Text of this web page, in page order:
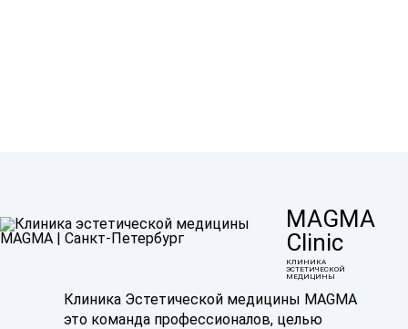
MAGMA
Clinic
КЛИНИКА
ЭСТЕТИЧЕСКОЙ
МЕДИЦИНЫ
Клиника Эстетической медицины MAGMA
это команда профессионалов, целью